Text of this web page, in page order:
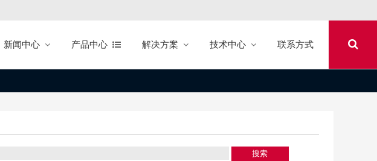
新闻中心 产品中心 解决方案 技术中心 联系方式